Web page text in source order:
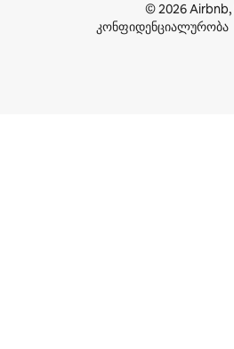
© 2026 Airbnb,
კონფიდენციალურობა